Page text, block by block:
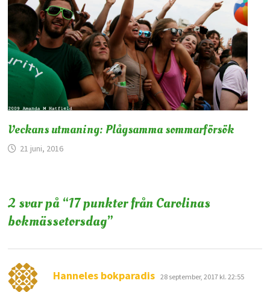
Veckans utmaning: Plågsamma sommarförsök
21 juni, 2016
2 svar på “17 punkter från Carolinas
bokmässetorsdag”
Hanneles bokparadis skriver:
28 september, 2017 kl. 22:55